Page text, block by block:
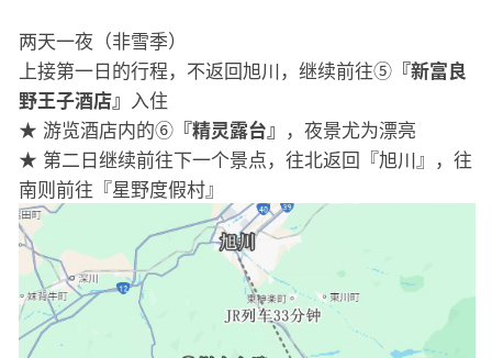
两天一夜（非雪季）
上接第一日的行程，不返回旭川，继续前往⑤ 『新富良
野王子酒店』 入住
★ 游览酒店内的⑥ 『精灵露台』 ，夜景尤为漂亮
★ 第二日继续前往下一个景点，往北返回『旭川』，往
南则前往『星野度假村』